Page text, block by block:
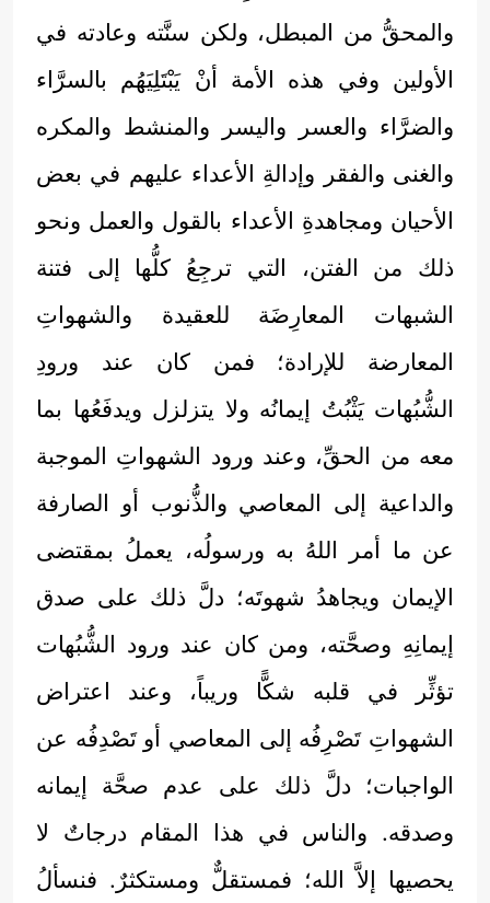
والمحقُّ من المبطل، ولكن سنَّته وعادته في
الأولين وفي هذه الأمة أنْ يَبْتَلِيَهُم بالسرَّاء
والضرَّاء والعسر واليسر والمنشط والمكره
والغنى والفقر وإدالةِ الأعداء عليهم في بعض
الأحيان ومجاهدةِ الأعداء بالقول والعمل ونحو
ذلك من الفتن، التي ترجِعُ كلُّها إلى فتنة
الشبهات المعارِضَة للعقيدة والشهواتِ
المعارضة للإرادة؛ فمن كان عند ورودِ
الشُّبُهات يَثْبُتُ إيمانُه ولا يتزلزل ويدفَعُها بما
معه من الحقِّ، وعند ورود الشهواتِ الموجبة
والداعية إلى المعاصي والذُّنوب أو الصارفة
عن ما أمر اللهُ به ورسولُه، يعملُ بمقتضى
الإيمان ويجاهدُ شهوتَه؛ دلَّ ذلك على صدق
إيمانِهِ وصحَّته، ومن كان عند ورود الشُّبُهات
تؤثِّر في قلبه شكًّا وريباً، وعند اعتراض
الشهواتِ تَصْرِفُه إلى المعاصي أو تَصْدِفُه عن
الواجبات؛ دلَّ ذلك على عدم صحَّة إيمانه
وصدقه. والناس في هذا المقام درجاتٌ لا
يحصيها إلاَّ الله؛ فمستقلٌّ ومستكثرٌ. فنسألُ